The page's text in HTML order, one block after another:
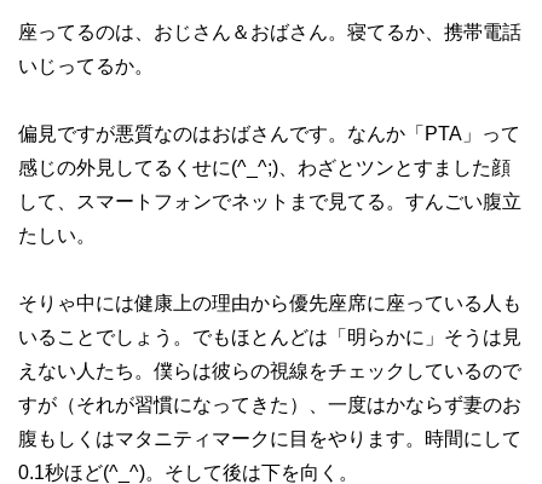
座ってるのは、おじさん＆おばさん。寝てるか、携帯電話
いじってるか。
偏見ですが悪質なのはおばさんです。なんか「PTA」って
感じの外見してるくせに(^_^;)、わざとツンとすました顔
して、スマートフォンでネットまで見てる。すんごい腹立
たしい。
そりゃ中には健康上の理由から優先座席に座っている人も
いることでしょう。でもほとんどは「明らかに」そうは見
えない人たち。僕らは彼らの視線をチェックしているので
すが（それが習慣になってきた）、一度はかならず妻のお
腹もしくはマタニティマークに目をやります。時間にして
0.1秒ほど(^_^)。そして後は下を向く。